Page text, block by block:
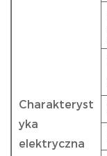
Charakteryst
yka
elektryczna